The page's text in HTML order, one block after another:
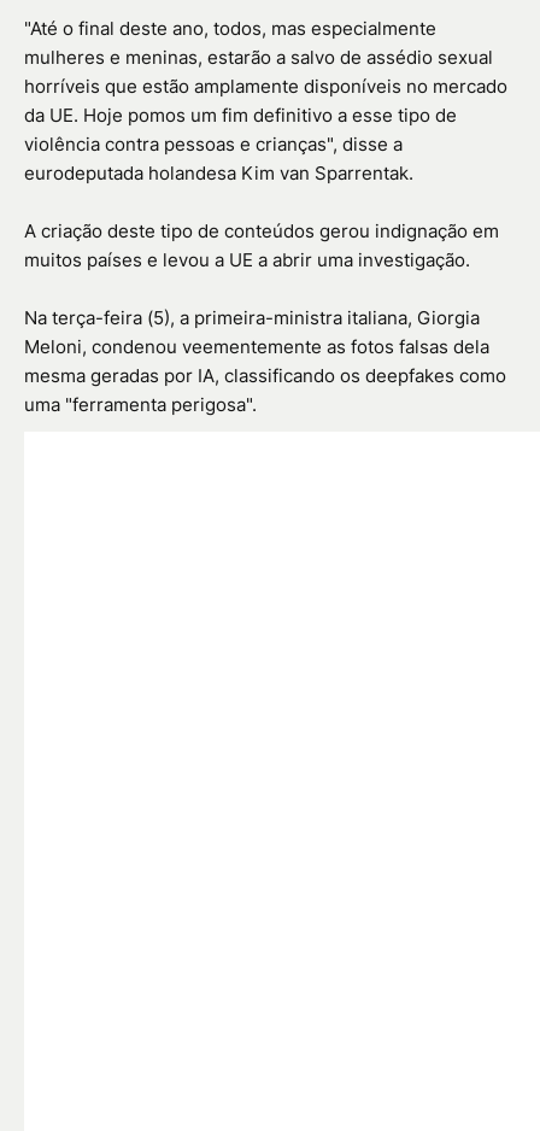
"Até o final deste ano, todos, mas especialmente
mulheres e meninas, estarão a salvo de assédio sexual
horríveis que estão amplamente disponíveis no mercado
da UE. Hoje pomos um fim definitivo a esse tipo de
violência contra pessoas e crianças", disse a
eurodeputada holandesa Kim van Sparrentak.
A criação deste tipo de conteúdos gerou indignação em
muitos países e levou a UE a abrir uma investigação.
Na terça-feira (5), a primeira-ministra italiana, Giorgia
Meloni, condenou veementemente as fotos falsas dela
mesma geradas por IA, classificando os deepfakes como
uma "ferramenta perigosa".